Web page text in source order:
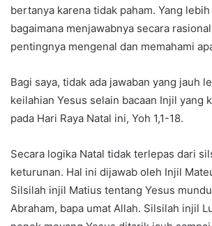
bertanya karena tidak paham. Yang
bagaimana menjawabnya secara
pentingnya mengenal dan memahami
Bagi saya, tidak ada jawaban yang jauh
keilahian Yesus selain bacaan Injil yang
pada Hari Raya Natal ini, Yoh 1,1-18.
Secara logika Natal tidak terlepas dari
keturunan. Hal ini dijawab oleh Injil
Silsilah injil Matius tentang Yesus
Abraham, bapa umat Allah. Silsilah injil